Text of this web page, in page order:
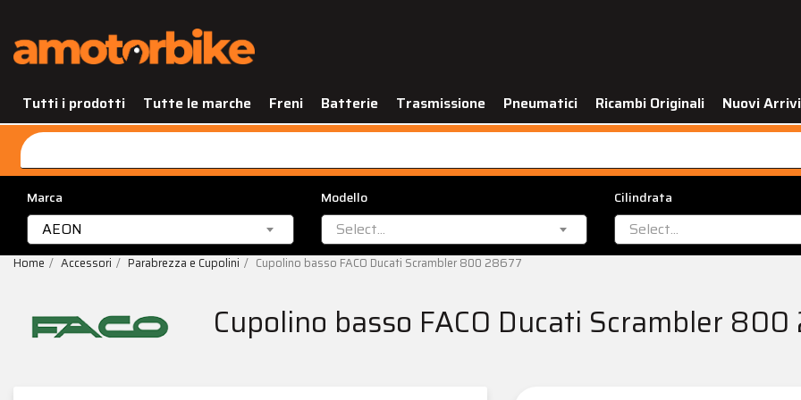
Tutti i prodotti Tutte le marche Freni Batterie Trasmissione Pneumatici Ricambi Originali Nuovi Arrivi
Marca
AEON
Modello
Select...
Cilindrata
Select...
Home Accessori Parabrezza e Cupolini Cupolino basso FACO Ducati Scrambler 800 28677
Cupolino basso FACO Ducati Scrambler